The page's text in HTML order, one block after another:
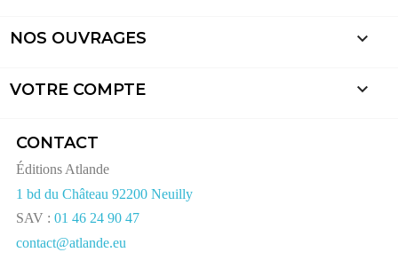
NOS OUVRAGES 
VOTRE COMPTE 
CONTACT
Éditions Atlande
1 bd du Château 92200 Neuilly
SAV : 01 46 24 90 47
contact@atlande.eu